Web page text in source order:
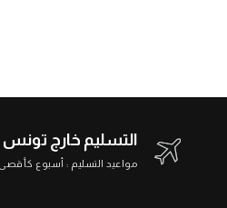
التسليم خارج تونس
مواعيد التسليم : أسبوع كأقصى